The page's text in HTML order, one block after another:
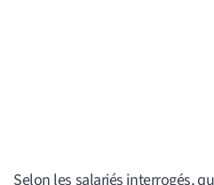
Selon les salariés interrogés,